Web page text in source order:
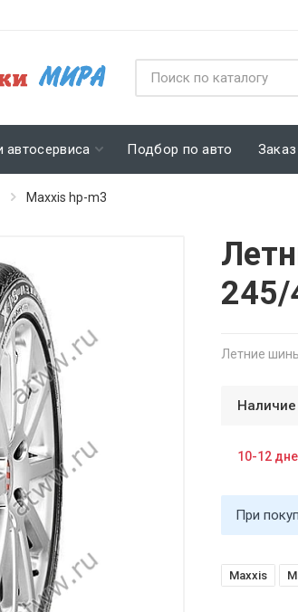
автосервиса Подбор по авто
Maxxis hp-m3
245/
Летние
10-12
При
Maxxis